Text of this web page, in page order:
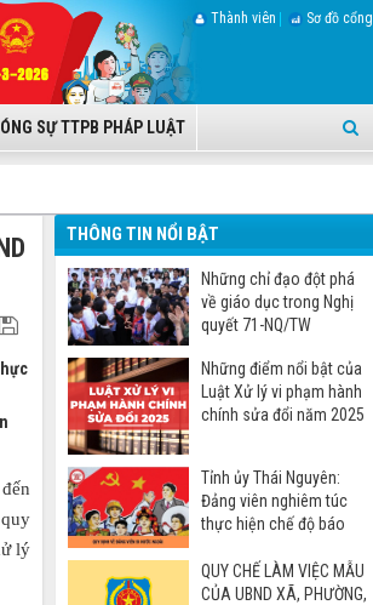
SỰ TTPB PHÁP LUẬT
Thành viên Sơ đồ cổng
lý
THÔNG TIN NỔI BẬT
Những chỉ đạo đột phá
về giáo dục trong Nghị
quyết 71-NQ/TW
Những điểm nổi bật của
Luật Xử lý vi phạm hành
chính sửa đổi năm 2025
Tỉnh ủy Thái Nguyên:
Đảng viên nghiêm túc
thực hiện chế độ báo
QUY CHẾ LÀM VIỆC MẪU
CỦA UBND XÃ, PHƯỜNG,